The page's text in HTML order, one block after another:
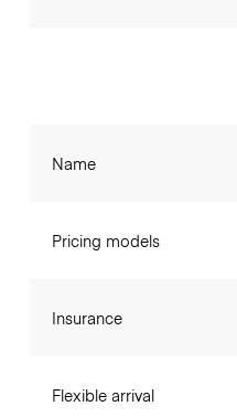
Name
Pricing models
Insurance
Flexible arrival